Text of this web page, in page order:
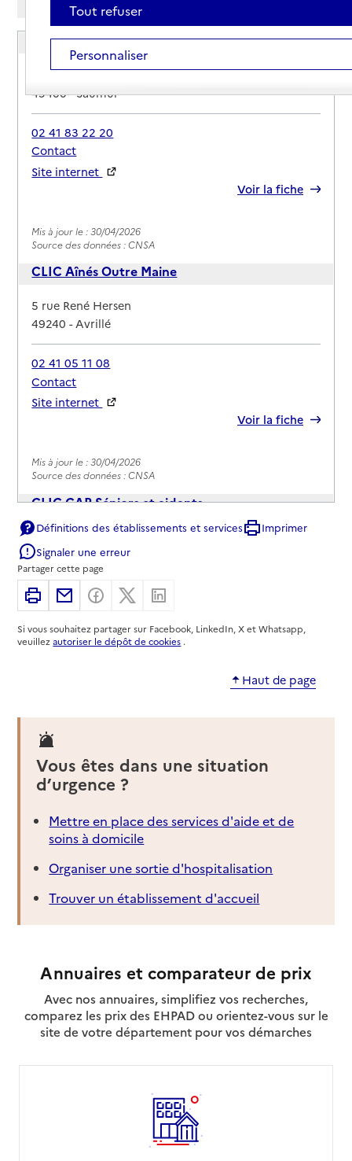
CIAS-CLIC Saumur Val-de-Loire
Adresse
11 rue du maréchal Leclerc
49400-Saumur
02 41 83 22 20
Contact
Site internet
Voir la fiche
Mis à jour le : 30/04/2026
Source des données : CNSA
CLIC Aînés Outre Maine
Adresse
5 rue René Hersen
49240-Avrillé
02 41 05 11 08
Contact
Site internet
Voir la fiche
Mis à jour le : 30/04/2026
Source des données : CNSA
CLIC CAP Séniors et aidants
Adresse
Centre communal d'action Sociale - BP 80011 -
Cedex 02
49000-Angers
02 41 05 49 05
Contact
Site internet
Source des données : CNSA
CLIC de l'Anjou Bleu
Adresse
Route d'Aviré - Maison du Pays
02 41 61 29 91
Site internet
Rapport HAS
Voir la fiche
CLIC de Loir à Loire
Adresse
Place des Droits de l'Homme et du Citoyen - Village
Pierre Rabhi
Définitions des établissements et services
Imprimer
Signaler une erreur
Partager cette page
ImprimerPartager par email
Partager sur Facebook
Partager sur X
Si vous souhaitez partager sur Facebook, LinkedIn, X et Whatsapp,
veuillezautoriser le dépôt de cookies .
Haut de page
Vous êtes dans une situation
d’urgence ?
Mettre en place des services d'aide et de
soins à domicile
Organiser une sortie d'hospitalisation
Trouver un établissement d'accueil
Annuaires et comparateur de prix
Avec nos annuaires, simplifiez vos recherches,
comparez les prix des EHPAD ou orientez-vous sur le
site de votre département pour vos démarches
Tout refuser
Personnaliser